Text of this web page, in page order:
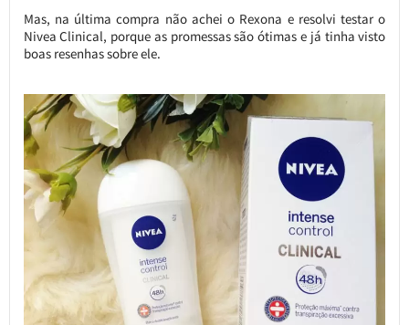
Mas, na última compra não achei o Rexona e resolvi testar o
Nivea Clinical, porque as promessas são ótimas e já tinha visto
boas resenhas sobre ele.